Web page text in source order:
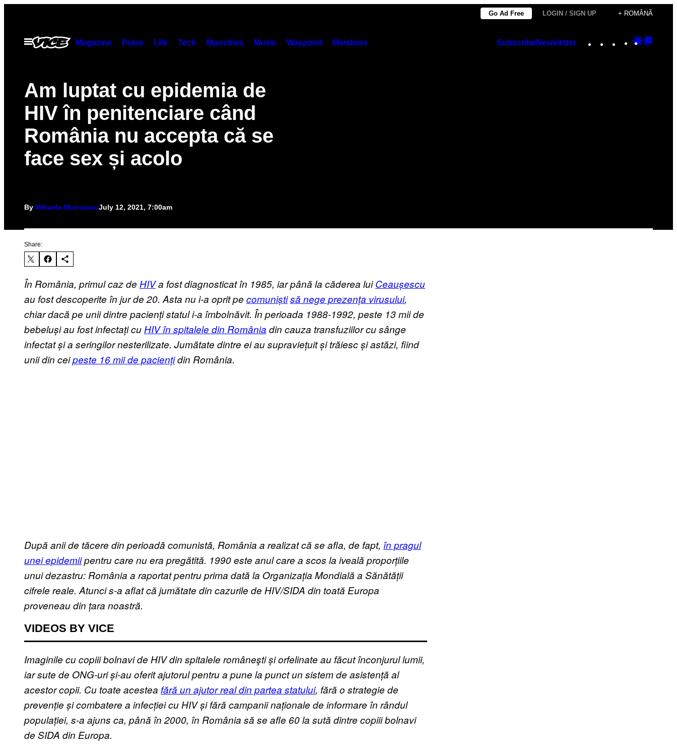
content
Go Ad Free LOGIN / SIGN UP + ROMÂNĂ
Open
Menu
Magazine Pulse Life Tech Munchies Music Waypoint Members SubscribeNewsletter Instagram
TikTok
YouTube
Google
Am luptat cu epidemia de
HIV în penitenciare când
România nu accepta că se
face sex și acolo
By Mihaela MunteanuJuly 12, 2021, 7:00am
Share:
În România, primul caz de HIVa fost diagnosticat în 1985, iar până la căderea luiCeaușescu
au fost descoperite în jur de 20. Asta nu i-a oprit pe comuniștisă nege prezența virusului,
chiar dacă pe unii dintre pacienți statul i-a îmbolnăvit. În perioada 1988-1992, peste 13 mii de
bebeluși au fost infectați cuHIV în spitalele din România din cauza transfuziilor cu sânge
infectat și a seringilor nesterilizate. Jumătate dintre ei au supraviețuit și trăiesc și astăzi, fiind
unii din ceipeste 16 mii de paciențidin România.
După anii de tăcere din perioadă comunistă, România a realizat că se afla, de fapt, în pragul
unei epidemiipentru care nu era pregătită. 1990 este anul care a scos la iveală proporțiile
unui dezastru: România a raportat pentru prima dată la Organizația Mondială a Sănătății
cifrele reale. Atunci s-a aflat că jumătate din cazurile de HIV/SIDA din toată Europa
proveneau din țara noastră.
VIDEOS BY VICE
Imaginile cu copiii bolnavi de HIV din spitalele româneşti și orfelinate au făcut înconjurul lumii,
iar sute de ONG-uri și-au oferit ajutorul pentru a pune la punct un sistem de asistență al
acestor copii. Cu toate acestea fără un ajutor real din partea statului, fără o strategie de
prevenție și combatere a infecției cu HIV și fără campanii naționale de informare în rândul
populației, s-a ajuns ca, până în 2000, în România să se afle 60 la sută dintre copiii bolnavi
de SIDA din Europa.